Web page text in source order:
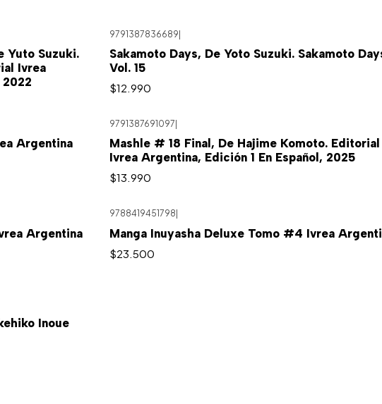
Yuto Suzuki.
Ivrea
2022
9791387836689|
Sakamoto Days, De Yoto Suzuki. Sakamoto
Vol. 15
$12.990
Argentina
9791387691097
Mashle # 18 Final, De Hajime Komoto. Editorial
Ivrea Argentina, Edición 1 En Español, 2025
$13.990
Argentina
9788419451798
Manga Inuyasha Deluxe Tomo #4 Ivrea
$23.500
Inoue